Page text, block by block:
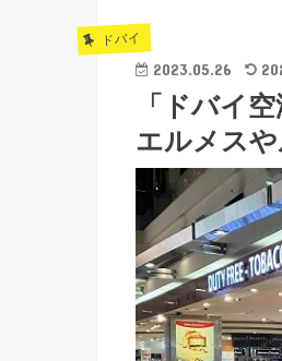
ドバイ
2023.05.26
「ドバイ
エルメス